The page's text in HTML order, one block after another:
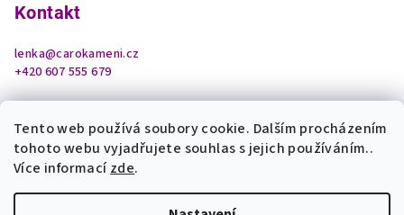
Tento web používá soubory cookie. Dalším procházením
tohoto webu vyjadřujete souhlas s jejich používáním..
Více informacízde.
Kontakt
lenka@carokameni.cz
+420 607 555 679